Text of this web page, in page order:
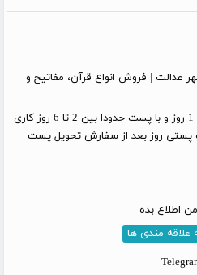
عدالت | فروش انواع قرآن، مفاتیح و
با پیک در تهران 1 روز و با پست حدودا بین 2 تا 6 روز کاری
پستی روز بعد از سفارش تحویل پست
اطلاع بده
علاقه مندی ها